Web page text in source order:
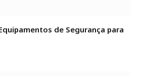
de Segurança para